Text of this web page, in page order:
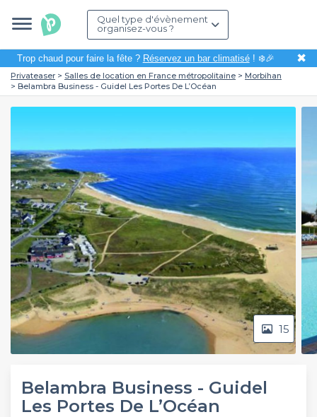
Quel type d'évènement
organisez-vous ?
Trop chaud pour faire la fête ? Réservez un bar climatisé! ❄️🎉 ✖
Privateaser Salles de location en France métropolitaine
Morbihan
Belambra Business - Guidel Les Portes De L’Océan
15
Belambra Business - Guidel
Les Portes De L’Océan